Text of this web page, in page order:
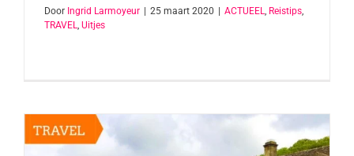
Door Ingrid Larmoyeur 25 maart 2020 ACTUEEL, Reistips,
TRAVEL, Uitjes